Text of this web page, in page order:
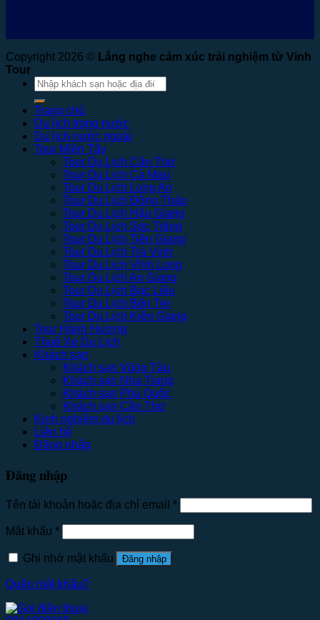
Copyright 2026 © Lắng nghe cảm xúc trải nghiệm từ Vinh
Tour
Tìm
kiếm:
Trang chủ
Du lịch trong nước
Du lịch nước ngoài
Tour Miền Tây
Tour Du Lịch Cần Thơ
Tour Du Lịch Cà Mau
Tour Du Lịch Long An
Tour Du Lịch Đồng Tháp
Tour Du Lịch Hậu Giang
Tour Du Lịch Sóc Trăng
Tour Du Lịch Tiền Giang
Tour Du Lịch Trà Vinh
Tour Du Lịch Vĩnh Long
Tour Du Lịch An Giang
Tour Du Lịch Bạc Liêu
Tour Du Lịch Bến Tre
Tour Du Lịch Kiên Giang
Tour Hành Hương
Thuê Xe Du Lịch
Khách sạn
Khách sạn Vũng Tàu
Khách sạn Nha Trang
Khách sạn Phú Quốc
Khách sạn Cần Thơ
Kinh nghiệm du lịch
Liên hệ
Đăng nhập
Đăng nhập
Tên tài khoản hoặc địa chỉ email *
Mật khẩu *
Ghi nhớ mật khẩu Đăng nhập
Quên mật khẩu?